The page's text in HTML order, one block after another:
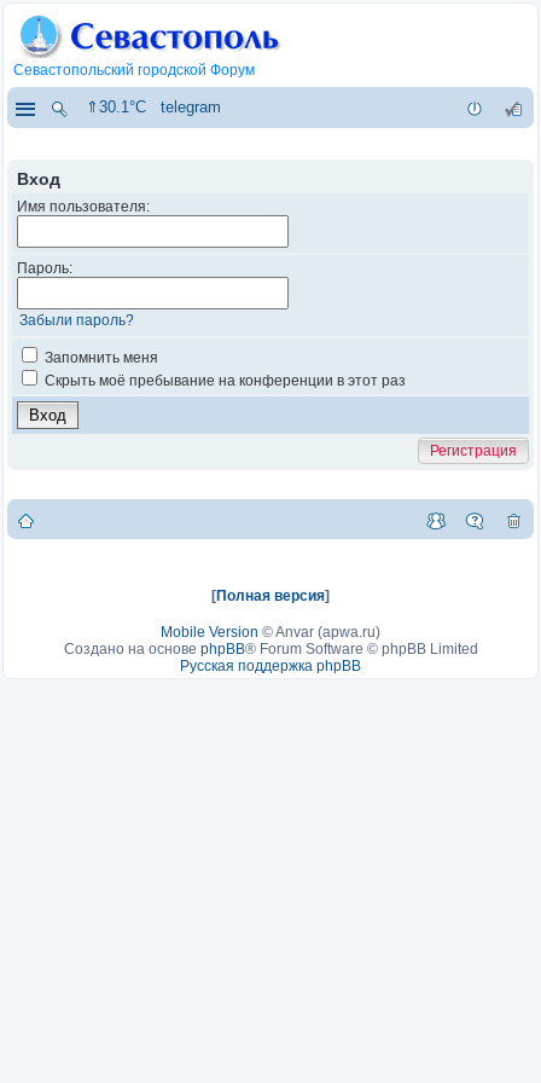
Севастопольский городской Форум
⇑30.1°C telegram
Вход
Имя пользователя:
Пароль:
Забыли пароль?
Запомнить меня
Скрыть моё пребывание на конференции в этот раз
Регистрация
[Полная версия]
Mobile Version ©Anvar (apwa.ru)
Создано на основе phpBB® Forum Software © phpBB Limited
Русская поддержка phpBB